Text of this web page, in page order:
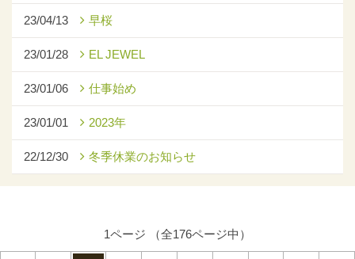
23/04/13 早桜
23/01/28 EL JEWEL
23/01/06 仕事始め
23/01/01 2023年
22/12/30 冬季休業のお知らせ
1ページ （全176ページ中）